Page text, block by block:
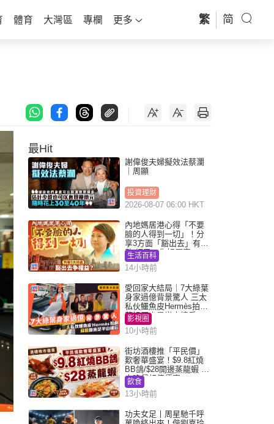
體育 大灣區 專欄 更多 繁 简
最Hit
謝偉俊夫婦擬效法蔡瀾
｜周顯
投資理財
2026-08-07 06:00 HKT
內地媽居港心得「不要
臉的人得到一切」！分
享3方面「豁出去」有著
數 網民：你好厲害
生活百科
14小時前
愛回家大結局｜7大綠葉
身家過億背景驚人 三太
私伙鱷魚皮Hermès拍劇
蘇姐原來是半山樓后
影視圈
10小時前
街坊酒樓推「平民價」
歎奢華盛宴！$9.8紅燒
BB鴿/$28開邊蒸龍蝦 3
大晚餐超值優惠
飲食
13小時前
功夫女足丨周星馳千呼